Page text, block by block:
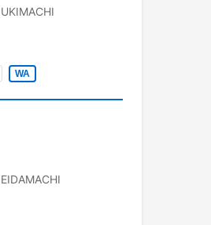
UKIMACHI
WA
EIDAMACHI